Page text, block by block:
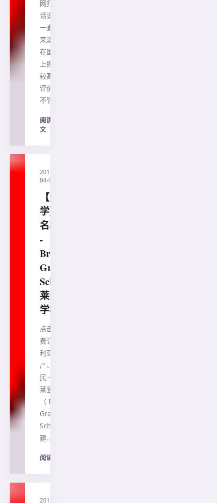
网打尽
话说，
一直以
来澳洲
在国际
上拥有
较高的
评价，
不管…
阅读全
文
2019-
04-04
【澳洲留
学】澳洲
名校介绍
-
Brighton
Grammar
School布
莱登文法
学校
点击蓝色字免
费订阅，澳大
利亚生活、房
产、留学、移
民一网打尽布
莱登文法学校
（ Brighton
Grammar
School）创
建…
阅读全文
2019-